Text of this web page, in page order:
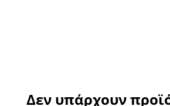
Δεν υπάρχουν